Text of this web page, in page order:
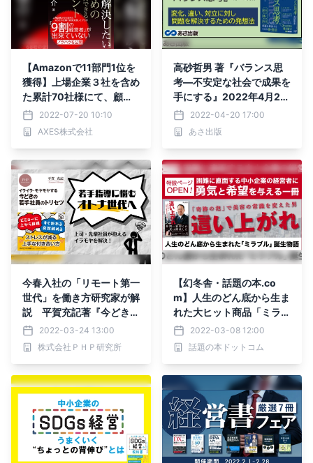
【Amazonで11部門1位を
獲得】上場企業３社を含め
た累計70社様にて、顧問
をお預かりしている当社代
表の井上慎介が初の電子書
籍を出版。
2022-07-20 10:10
AXES株式会社
高砂哲男 著『バランス思
考―不安定な社会で成果を
手にする』2022年4月22
日刊行2022-04-20 17:00
あさ出版
今春入社の「リモート第一
世代」を働き方研究家が解
説 平賀充記著『今どきの
若手社員のトリセツ』発売
2022-03-24 13:00
株式会社ＰＨＰ研究所
【幻冬舎・話題の本.co
m】人生のどん底から生ま
れた大ヒット商品「ミラブ
ル」誕生物語、『這い上が
れ「奇跡の泡」で美容の常
識を変えた男』特設ページ
2022-03-08 12:00
話題の本ドットコム